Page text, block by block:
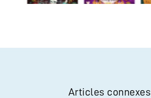
Articles connexes